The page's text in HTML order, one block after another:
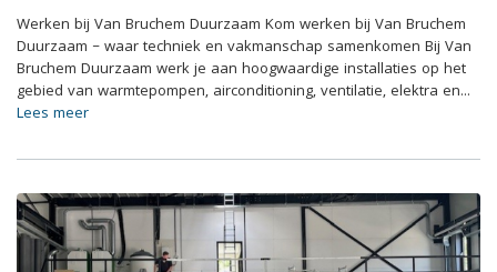
Werken bij Van Bruchem Duurzaam Kom werken bij Van Bruchem
Duurzaam – waar techniek en vakmanschap samenkomen Bij Van
Bruchem Duurzaam werk je aan hoogwaardige installaties op het
gebied van warmtepompen, airconditioning, ventilatie, elektra en...
Lees meer